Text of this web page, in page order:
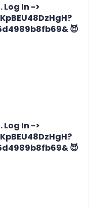
Log In ->
😈
Log In ->
😈